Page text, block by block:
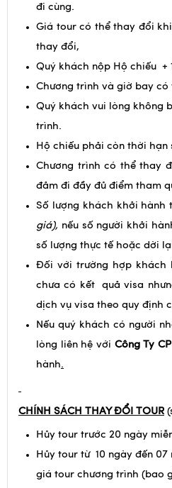
đi cùng.
Giá tour có thể thay đổi
thay đổi,
Quý khách nộp Hộ chiếu +
Chương trình và giờ bay
Quý khách vui lòng không
trình.
Hộ chiếu phải còn thời hạn
Chương trình có thể thay
đảm đi đầy đủ điểm tham
Số lượng khách khởi hành
giá), nếu số người khởi
số lượng thực tế hoặc dời
Đối với trường hợp khách
chưa có kết quả visa
dịch vụ visa theo quy định
Nếu quý khách có người
lòng liên hệ với Công Ty
hành.
CHÍNH SÁCH THAY ĐỔI TOUR
Hủy tour trước 20 ngày
Hủy tour từ 10 ngày đến
giá tour chương trình (bao